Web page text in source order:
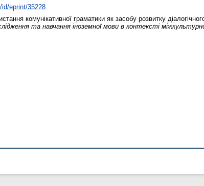
eprint/35228
комунікативної граматики як засобу розвитку
та навчання іноземної мови в контексті